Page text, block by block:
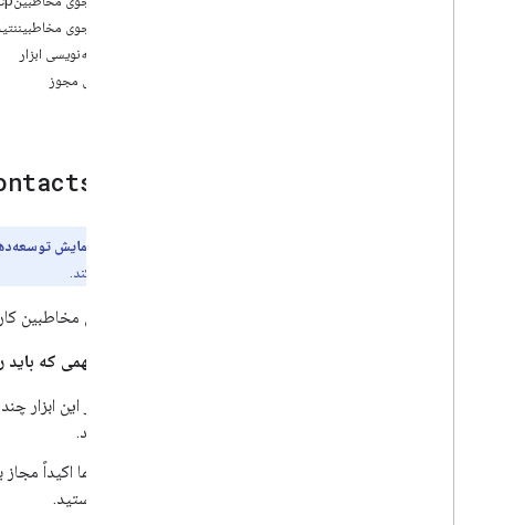
جستجوی
حاشیه‌نویسی ابزار
دامنه‌های مجوز
پیش‌نمایش
فراهم می‌کند.
جستجوی مخاطبین
قوانین مهمی که
اگر این ابزار
کند.
شما اکیداً
نیستید.